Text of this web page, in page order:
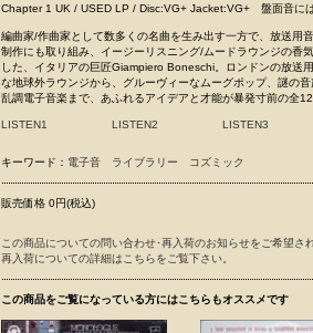
Chapter 1 UK / USED LP / Disc:VG+ Jacket:VG+ 盤面音に
編曲家/作曲家として数多くの名曲を生み出す一方で、放送用
制作にも取り組み、イージーリスニング/ムードラウンジの香
した、イタリアの巨匠Giampiero Boneschi。ロンドンの放送
な地球外ラウンジから、グルーヴィーなムーグポップ、謎の
乱調電子音楽まで、あふれるアイデアと才能が暴発寸前の全12
LISTEN1 LISTEN2 LISTEN3
キーワード： 電子音 ライブラリー コズミック
販売価格 0円(税込)
この商品についての問い合わせ･再入荷のお知らせをご希望さ
再入荷についての詳細はこちらをご覧下さい。
この商品をご覧になっている方にはこちらもオススメです